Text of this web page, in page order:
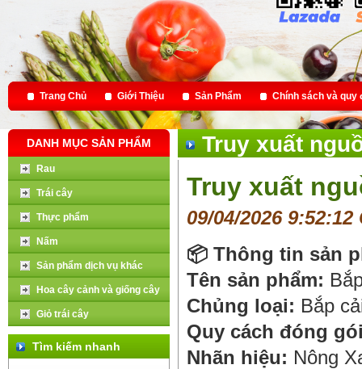
Trang Chủ Giới Thiệu Sản Phẩm Chính sách và quy
DANH MỤC SẢN PHẨM
Rau
Trái cây
Thực phẩm
Nấm
Sản phẩm dịch vụ khác
Hoa cây cảnh và giống cây
Giỏ trái cây
Tìm kiếm nhanh
Truy xuất
Truy xuất
09/04/2026 9:52:12
📦 Thông tin sản
Tên sản phẩm:
Chủng loại: Bắp
Quy cách đóng
Nhãn hiệu: Nông